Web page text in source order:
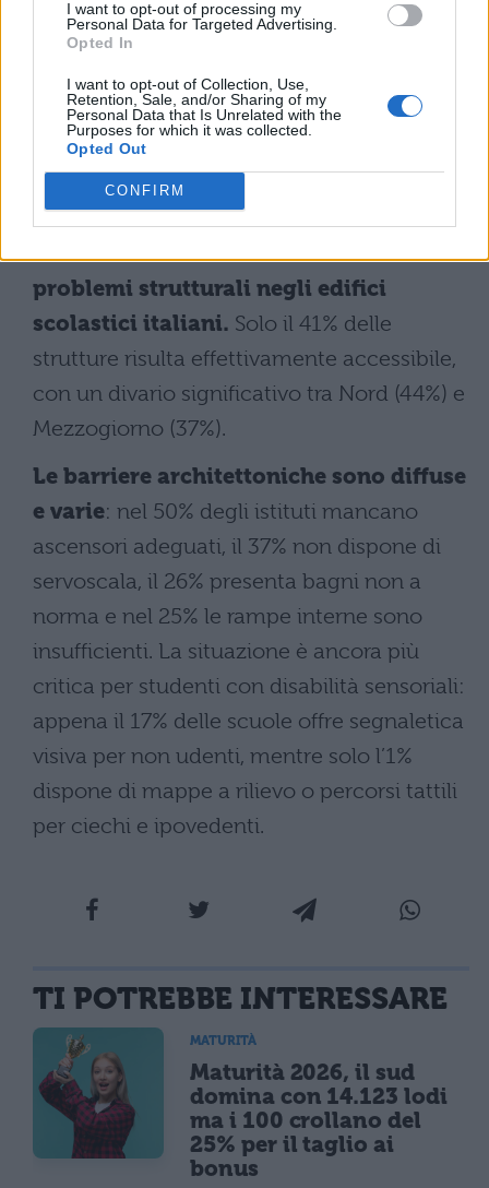
I want to opt-out of processing my
Personal Data for Targeted Advertising.
Opted In
I want to opt-out of Collection, Use,
Retention, Sale, and/or Sharing of my
Personal Data that Is Unrelated with the
Purposes for which it was collected.
Opted Out
CONFIRM
tirocinio formativo per incrementare il
preparati.
Accessibilità nelle scuole
L’inclusione degli studenti con
disabilità è ulteriormente ostacolata da
problemi strutturali negli edifici
scolastici italiani. Solo il 41% delle
strutture risulta effettivamente accessibile,
con un divario significativo tra Nord (44%) e
Mezzogiorno (37%).
Le barriere architettoniche sono diffuse
e varie: nel 50% degli istituti mancano
ascensori adeguati, il 37% non dispone di
servoscala, il 26% presenta bagni non a
norma e nel 25% le rampe interne sono
insufficienti. La situazione è ancora più
critica per studenti con disabilità sensoriali:
appena il 17% delle scuole offre segnaletica
visiva per non udenti, mentre solo l’1%
dispone di mappe a rilievo o percorsi tattili
per ciechi e ipovedenti.
TI POTREBBE INTERESSARE
MATURITÀ
Maturità 2026, il sud
domina con 14.123 lodi
ma i 100 crollano del
25% per il taglio ai
bonus